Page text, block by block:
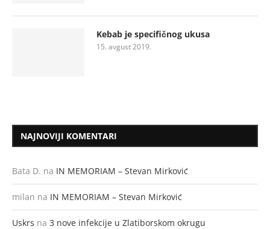
Kebab je specifičnog ukusa
15. avgust 2019.
NAJNOVIJI KOMENTARI
Bata D. na IN MEMORIAM – Stevan Mirković
milan na IN MEMORIAM – Stevan Mirković
Uskrs na 3 nove infekcije u Zlatiborskom okrugu